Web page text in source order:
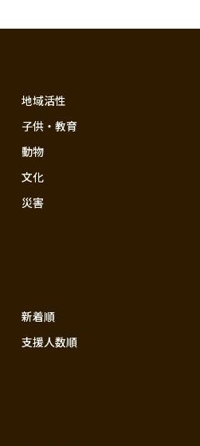
近畿
中国
地域活性
子供・教育
動物
文化
災害
新着順
支援人数順